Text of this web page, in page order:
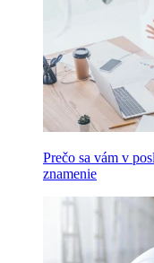
Prečo sa vám v
znamenie